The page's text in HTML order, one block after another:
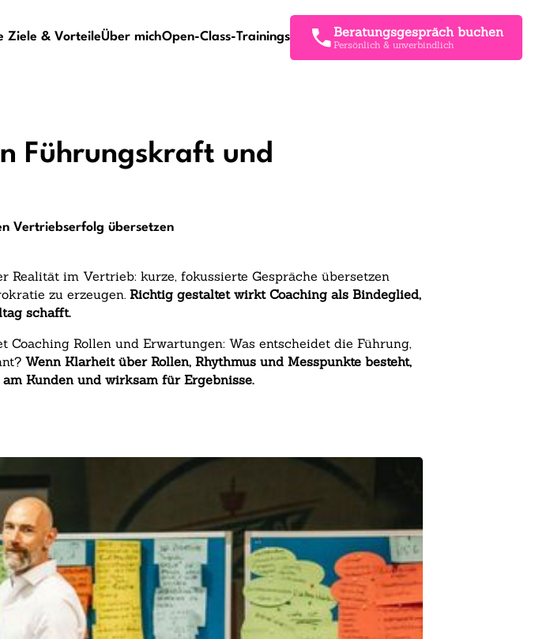
Ziele & VorteileÜber michOpen-Class-Trainings Beratungsgespräch buchen
Persönlich & unverbindlich
Führungskraft und
Vertriebserfolg übersetzen
im Vertrieb: kurze, fokussierte Gespräche übersetzen
zu erzeugen.Richtig gestaltet wirkt Coaching als Bindeglied,
schafft.
Rollen und Erwartungen: Was entscheidet die Führung,
Wenn Klarheit über Rollen, Rhythmus und Messpunkte besteht,
Kunden und wirksam für Ergebnisse.